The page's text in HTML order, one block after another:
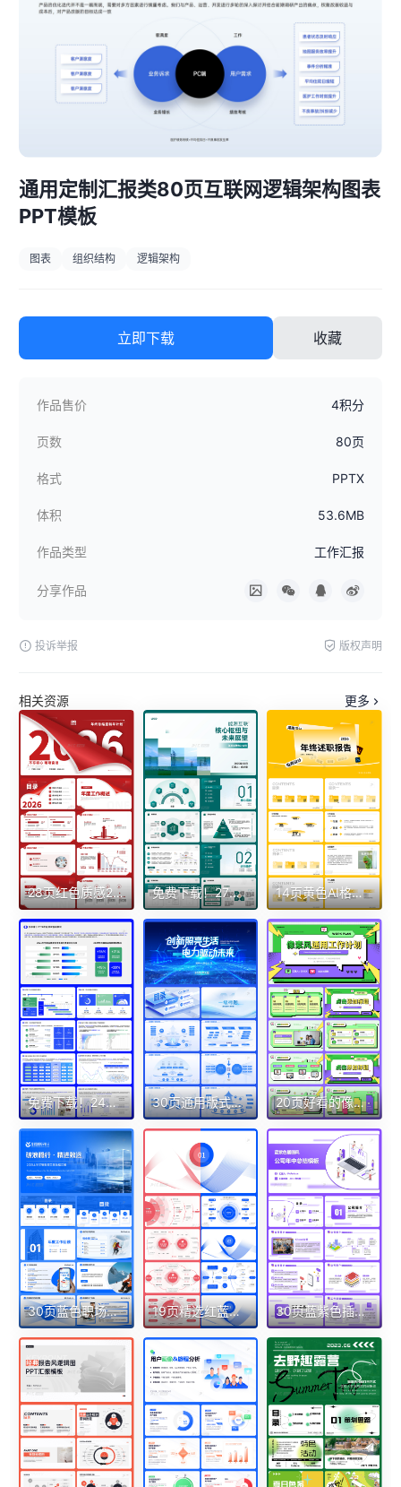
通用定制汇报类80页互联网逻辑架构图表
PPT模板
图表 组织结构 逻辑架构
立即下载 收藏
作品售价 4积分
页数 80页
格式 PPTX
体积 53.6MB
作品类型 工作汇报
分享作品
投诉举报 版权声明
相关资源 更多
28页红色质感2026年简约风年终总结暨新年计划ppt模板年终总结工作总结 免费下载！27页电网电力行业汇报ppt 14页黄色AI格式2026年终述职报告工作总结未来展望个人分析
免费下载！24页蓝绿活力数据分析报告PPT模板Keypoint大师ppt设计 30页通用版式逻辑架构房子图目录页电网蓝色渐变科技感PPT 20页好看的像素风多色孟菲斯通用工作计划创新PPT模板
30页蓝色职场通用目录结构架构页等PPT模版 19页精选红蓝版营销策划逻辑图组织框架架构图ppt需平滑切换 30页蓝紫色插画风公司年中总结汇报团队介绍ppt模板